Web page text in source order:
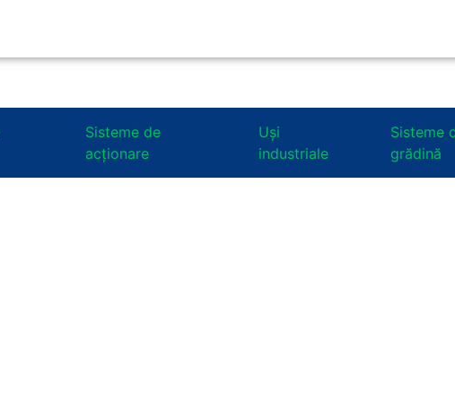
Sisteme de
acţionare
Uşi
industriale
Sisteme
grădină